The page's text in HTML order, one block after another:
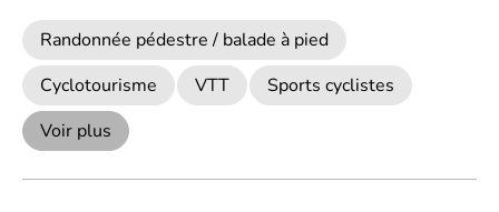
Randonnée pédestre / balade à pied
Cyclotourisme
VTT
Sports cyclistes
Voir plus